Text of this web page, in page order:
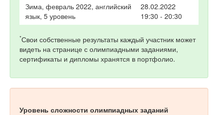
Зима, февраль 2022, английский
язык, 5 уровень
28.02.2022
19:30 - 20:30
*Свои собственные результаты каждый участник может
видеть на странице с олимпиадными заданиями,
сертификаты и дипломы хранятся в портфолио.
Уровень сложности олимпиадных заданий